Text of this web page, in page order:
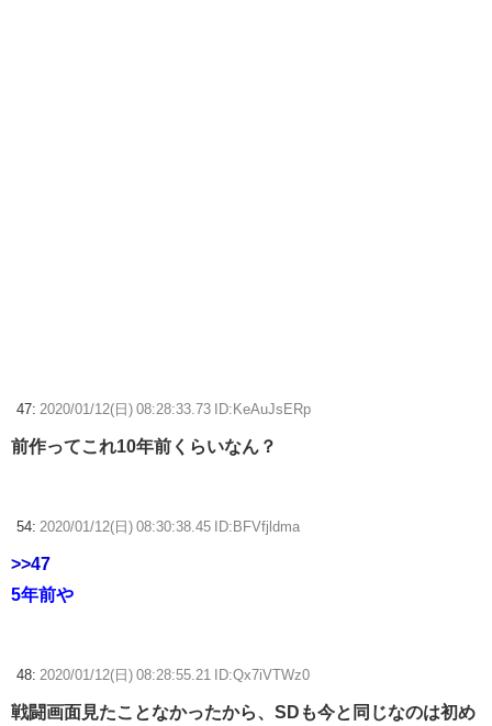
47: 2020/01/12(日) 08:28:33.73 ID:KeAuJsERp
前作ってこれ10年前くらいなん？
54: 2020/01/12(日) 08:30:38.45 ID:BFVfjldma
>>47
5年前や
48: 2020/01/12(日) 08:28:55.21 ID:Qx7iVTWz0
戦闘画面見たことなかったから、SDも今と同じなのは初め